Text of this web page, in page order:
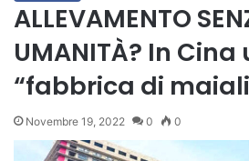
ALLEVAMENTO
UMANITÀ? In Cina
“fabbrica di
Novembre 19, 2022 0 0